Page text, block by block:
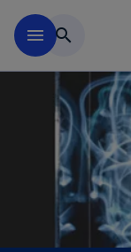
menu search